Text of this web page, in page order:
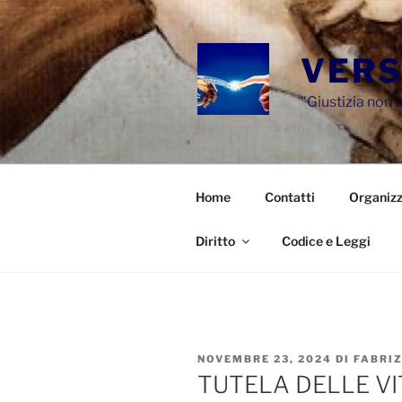
Salta
al
contenuto
"Giustizia non
Home Contatti
Diritto Codice e Leggi
PUBBLICATO
IL
NOVEMBRE 23, 2024 DI
TUTELA DELLE